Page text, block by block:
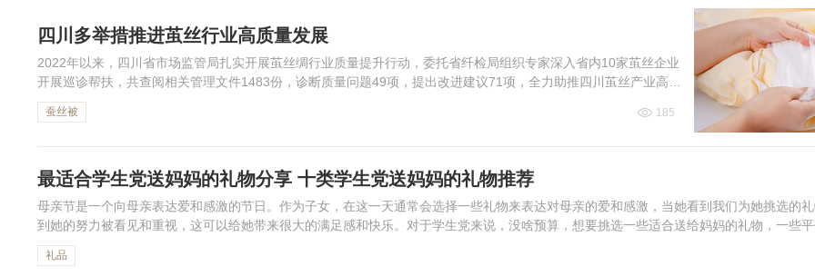
四川多举措推进茧丝行业高质量发展
2022年以来，四川省市场监管局扎实开展茧丝绸行业质量提升行动，委托省纤检局组织专家深入省内10家茧丝企业
开展巡诊帮扶，共查阅相关管理文件1483份，诊断质量问题49项，提出改进建议71项，全力助推四川茧丝产业高质
量发展。
蚕丝被 185
最适合学生党送妈妈的礼物分享 十类学生党送妈妈的礼物推荐
母亲节是一个向母亲表达爱和感激的节日。作为子女，在这一天通常会选择一些礼物来表达对母亲的爱和感激，当她看到我们为她挑选的
到她的努力被看见和重视，这可以给她带来很大的满足感和快乐。对于学生党来说，没啥预算，想要挑选一些适合送给妈妈的礼物，一些
是不错的选择...
礼品